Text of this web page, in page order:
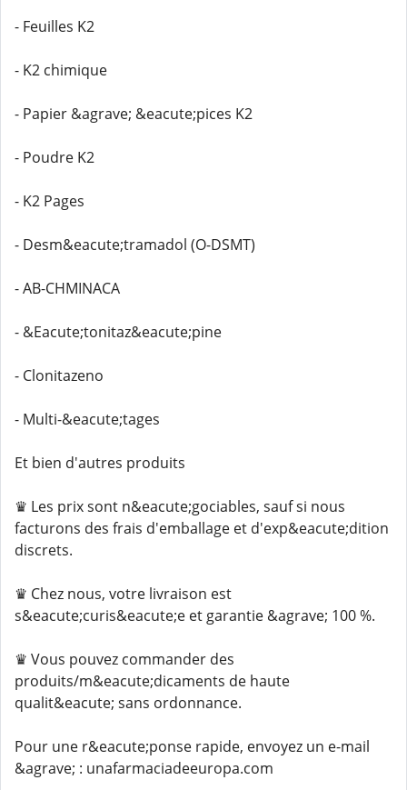
- Feuilles K2
- K2 chimique
- Papier &agrave; &eacute;pices K2
- Poudre K2
- K2 Pages
- Desm&eacute;tramadol (O-DSMT)
- AB-CHMINACA
- &Eacute;tonitaz&eacute;pine
- Clonitazeno
- Multi-&eacute;tages
Et bien d'autres produits
♛ Les prix sont n&eacute;gociables, sauf si nous
facturons des frais d'emballage et d'exp&eacute;dition
discrets.
♛ Chez nous, votre livraison est
s&eacute;curis&eacute;e et garantie &agrave; 100 %.
♛ Vous pouvez commander des
produits/m&eacute;dicaments de haute
qualit&eacute; sans ordonnance.
Pour une r&eacute;ponse rapide, envoyez un e-mail
&agrave; : unafarmaciadeeuropa.com